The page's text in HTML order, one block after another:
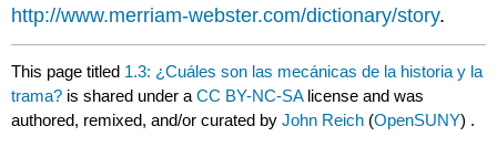
http://www.merriam-webster.com/dictionary/story.
This page titled 1.3: ¿Cuáles son las mecánicas de la historia y la
trama? is shared under aCC BY-NC-SA license and was
authored, remixed, and/or curated byJohn Reich (OpenSUNY) .